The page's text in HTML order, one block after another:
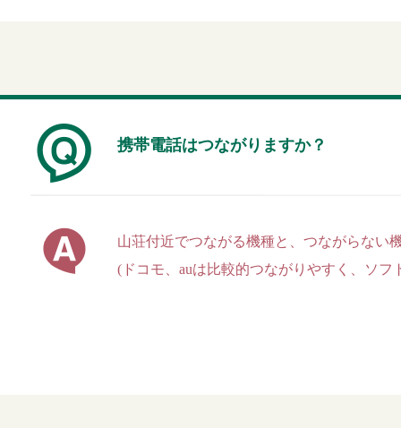
携帯電話はつながりますか？
山荘付近でつながる機種と、つながらない
(ドコモ、auは比較的つながりやすく、ソ